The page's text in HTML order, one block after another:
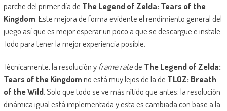
parche del primer día de The Legend of Zelda: Tears of the
Kingdom. Este mejora de forma evidente el rendimiento general del
juego así que es mejor esperar un poco a que se descargue e instale.
Todo para tener la mejor experiencia posible.
Técnicamente, la resolución yframe ratede The Legend of Zelda:
Tears of the Kingdomno está muy lejos de la de TLOZ: Breath
of the Wild. Solo que todo se ve más nítido que antes; la resolución
dinámica igual está implementada y esta es cambiada con base a la